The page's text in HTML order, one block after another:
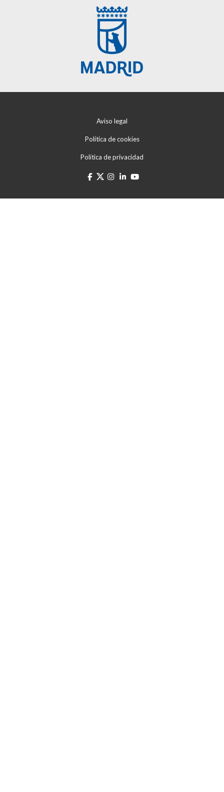
Aviso legal
Política de cookies
Política de privacidad